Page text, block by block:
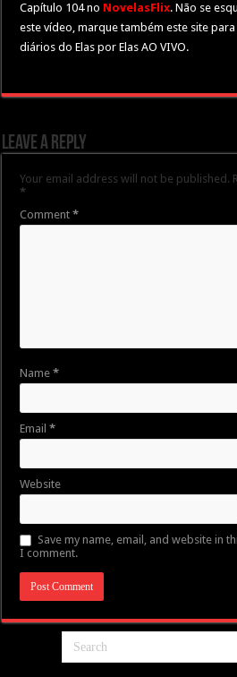
Capítulo 104 no NovelasFlix. Não se
este vídeo, marque também este site
diários do Elas por Elas AO VIVO.
Leave a Reply
Your email address will not be published.
*
Comment*
Name*
Email*
Website
Save my name, email, and website in
I comment.